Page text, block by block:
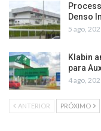
Denso
5 ago,
Klabin
para
4 ago,
ANTERIOR PRÓXIMO